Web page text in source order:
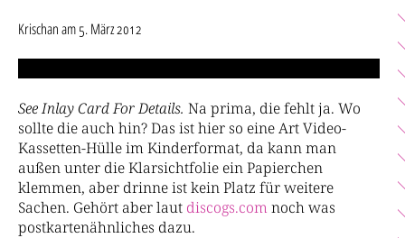
Krischanam5. März 2012
See Inlay Card For Details. Na prima, die fehlt ja. Wo
sollte die auch hin? Das ist hier so eine Art Video-
Kassetten-Hülle im Kinderformat, da kann man
außen unter die Klarsichtfolie ein Papierchen
klemmen, aber drinne ist kein Platz für weitere
Sachen. Gehört aber laut discogs.comnoch was
postkartenähnliches dazu.